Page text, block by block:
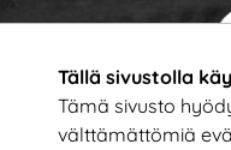
Tällä sivustolla
Tämä sivusto
välttämättömiä